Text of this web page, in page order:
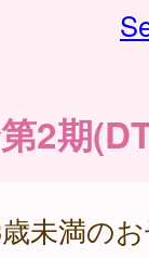
2期
未満の